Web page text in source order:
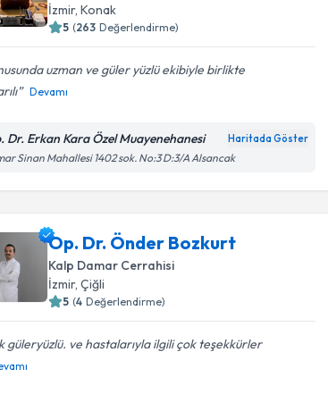
İzmir, Konak
5 (263 Değerlendirme)
uzman ve güler yüzlü ekibiyle birlikte
Devamı
Dr. Erkan Kara Özel Muayenehanesi Haritada Göster
Sinan Mahallesi 1402 sok. No:3 D:3/A Alsancak
Op. Dr. Önder Bozkurt
Kalp Damar Cerrahisi
İzmir, Çiğli
5 (4 Değerlendirme)
güleryüzlü. ve hastalarıyla ilgili çok teşekkürler